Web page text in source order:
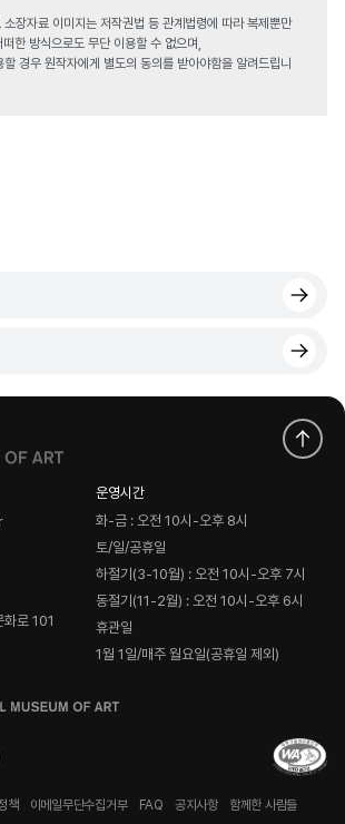
장자료 이미지는 저작권법 등 관계법령에 따라 복제뿐만
한 방식으로도 무단 이용할 수 없으며,
경우 원작자에게 별도의 동의를 받아야함을 알려드립니
화로 101
운영시간
화-금 : 오전 10시-오후 8시
토/일/공휴일
하절기(3-10월) : 오전 10시-오후 7시
동절기(11-2월) : 오전 10시-오후 6시
휴관일
1월 1일/매주 월요일(공휴일 제외)
책 이메일무단수집거부 FAQ 공지사항
함께한 사람들